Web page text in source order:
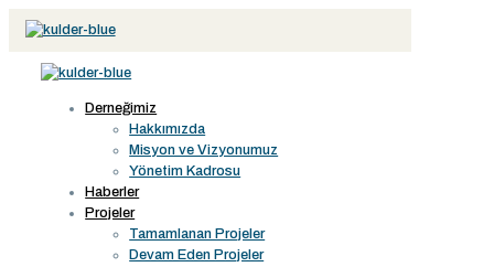
Derneğimiz
Hakkımızda
Misyon ve Vizyonumuz
Yönetim Kadrosu
Haberler
Projeler
Tamamlanan Projeler
Devam Eden Projeler